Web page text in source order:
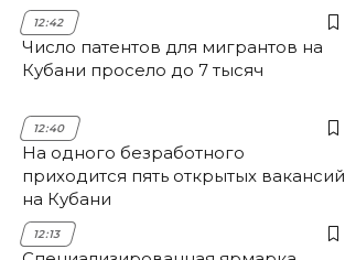
12:42
Число патентов для мигрантов на
Кубани просело до 7 тысяч
12:40
На одного безработного
приходится пять открытых вакансий
на Кубани
12:13